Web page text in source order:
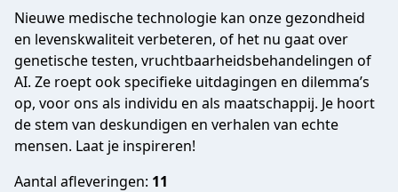
Nieuwe medische technologie kan onze gezondheid
en levenskwaliteit verbeteren, of het nu gaat over
genetische testen, vruchtbaarheidsbehandelingen of
AI. Ze roept ook specifieke uitdagingen en dilemma’s
op, voor ons als individu en als maatschappij. Je hoort
de stem van deskundigen en verhalen van echte
mensen. Laat je inspireren!
Aantal afleveringen: 11